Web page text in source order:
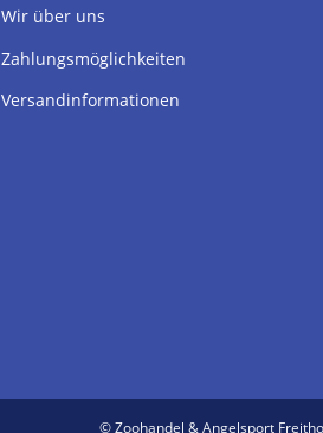
Wir über uns
Zahlungsmöglichkeiten
Versandinformationen
© Zoohandel & Angelsport